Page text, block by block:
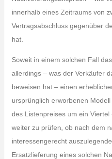
innerhalb eines Zeitraums von
Vertragsabschluss gegenüber
hat.
Soweit in einem solchen Fall
allerdings – was der Verkäufer
beweisen hat – einen
ursprünglich erworbenen
des Listenpreises um ein
weiter zu prüfen, ob nach dem
interessengerecht
Ersatzlieferung eines solchen